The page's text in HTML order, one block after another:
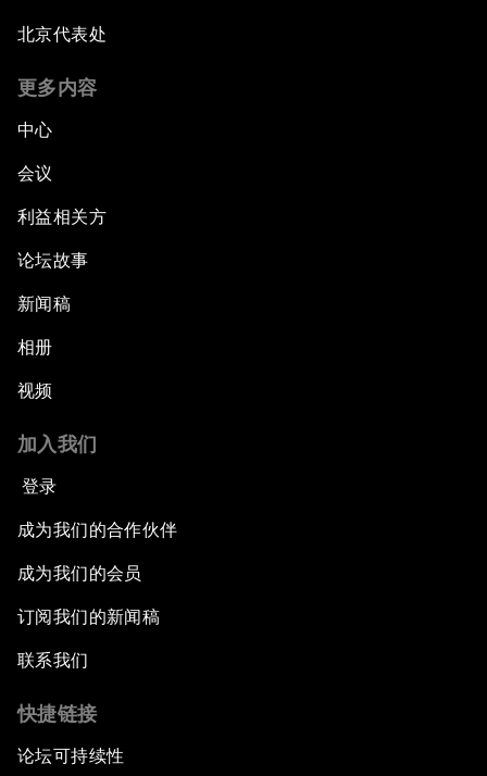
北京代表处
更多内容
中心
会议
利益相关方
论坛故事
新闻稿
相册
视频
加入我们
登录
成为我们的合作伙伴
成为我们的会员
订阅我们的新闻稿
联系我们
快捷链接
论坛可持续性